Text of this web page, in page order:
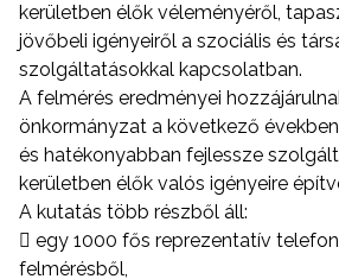
kerületben élők véleményéről,
jövőbeli igényeiről a szociális és
szolgáltatásokkal kapcsolatban.
A felmérés eredményei
önkormányzat a következő
és hatékonyabban fejlessze
kerületben élők valós igényeire
A kutatás több részből áll:
 egy 1000 fős reprezentatív
felmérésből,